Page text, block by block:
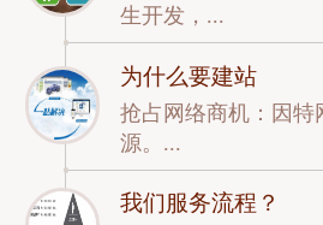
生开发，...
为什么要建站
抢占网络商机：因特
源。...
我们服务流程？